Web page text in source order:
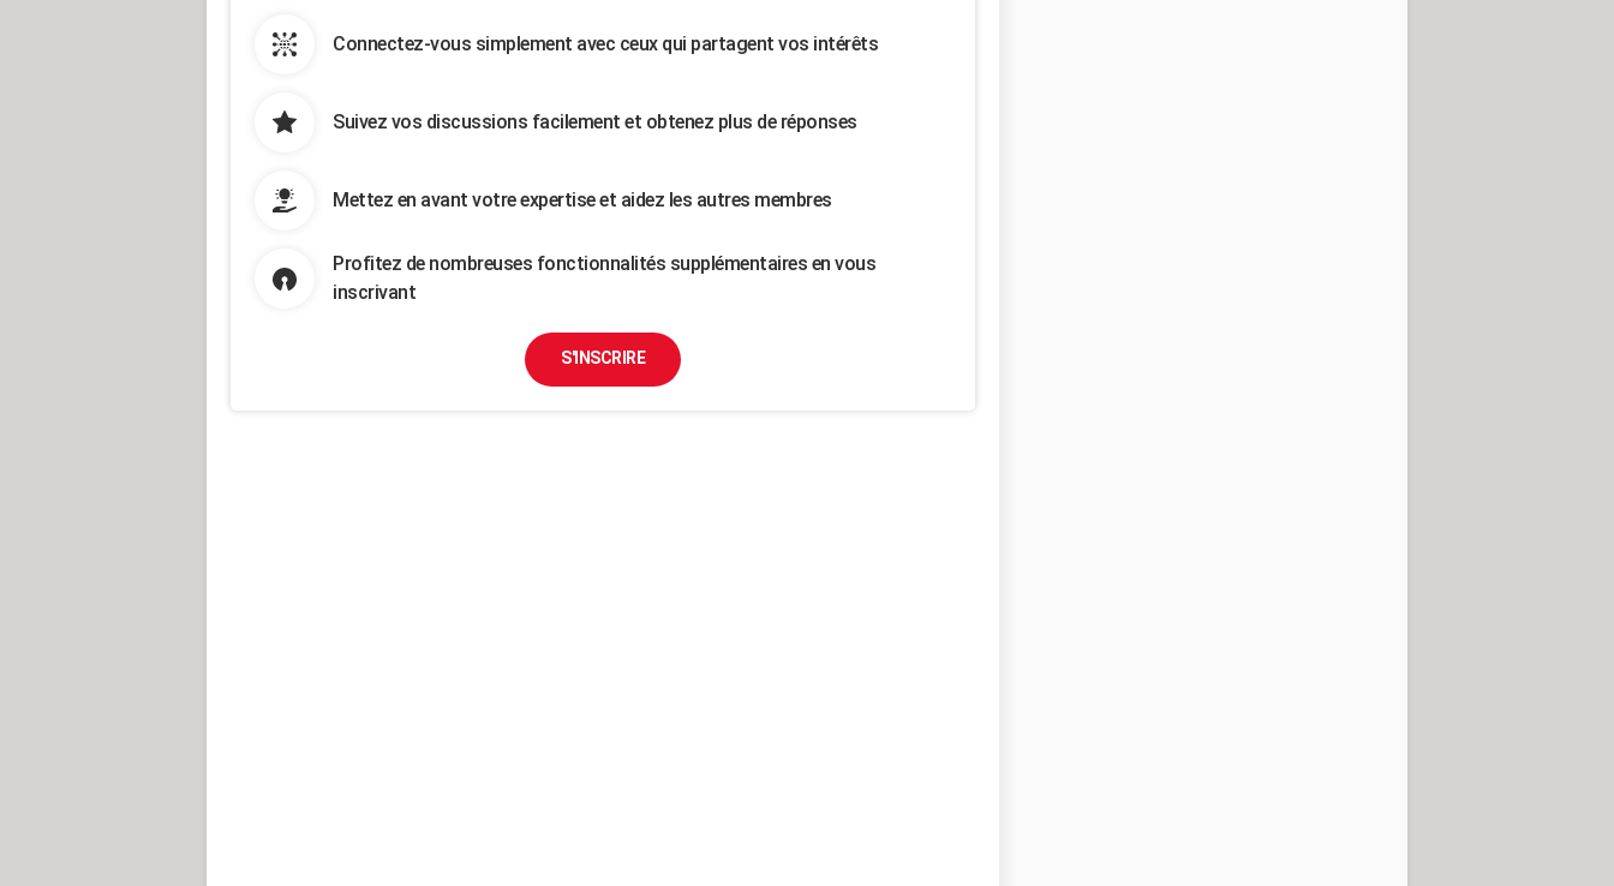
Connectez-vous simplement avec ceux qui partagent vos intérêts
Suivez vos discussions facilement et obtenez plus de réponses
Mettez en avant votre expertise et aidez les autres membres
Profitez de nombreuses fonctionnalités supplémentaires en vous
inscrivant
S'INSCRIRE